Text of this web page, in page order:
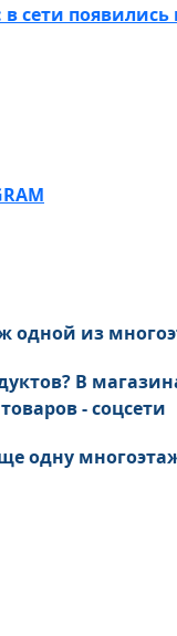
сети
одной из
В
- соцсети
одну